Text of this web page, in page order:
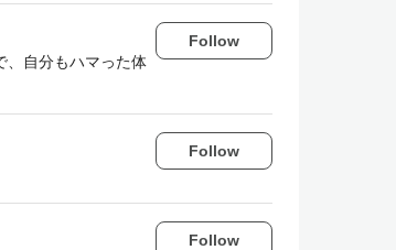
、自分もハマった体
Follow
Follow
Follow